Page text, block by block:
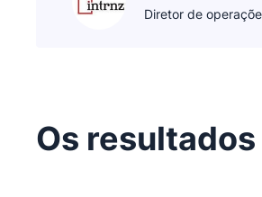
Diretor de
Os resultados